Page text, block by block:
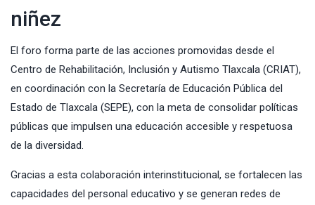
niñez
El foro forma parte de las acciones promovidas desde el
Centro de Rehabilitación, Inclusión y Autismo Tlaxcala (CRIAT),
en coordinación con la Secretaría de Educación Pública del
Estado de Tlaxcala (SEPE), con la meta de consolidar políticas
públicas que impulsen una educación accesible y respetuosa
de la diversidad.
Gracias a esta colaboración interinstitucional, se fortalecen las
capacidades del personal educativo y se generan redes de